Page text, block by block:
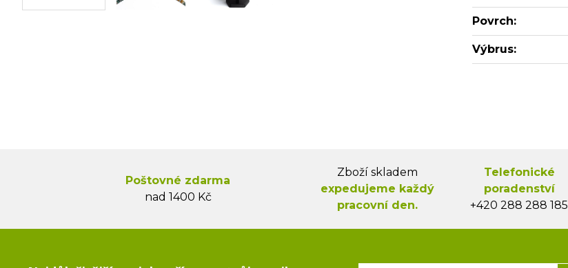
Povrch:
Výbrus:
Poštovné zdarma
nad 1400 Kč
Zboží skladem
expedujeme každý
pracovní den.
Telefonické
poradenství
+420 288 288 185